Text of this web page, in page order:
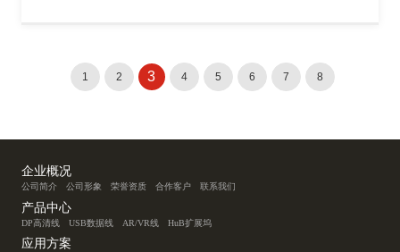
1 2 3 4 5 6 7 8
企业概况
公司简介 公司形象 荣誉资质 合作客户 联系我们
产品中心
DP高清线 USB数据线 AR/VR线 HuB扩展坞
应用方案